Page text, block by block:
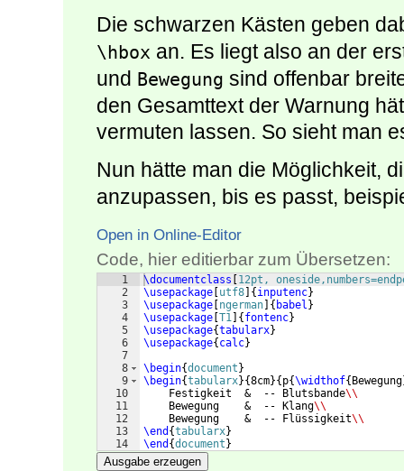
Die schwarzen Kästen geben
\hbox an. Es liegt also an der
und Bewegung sind offenbar
den Gesamttext der Warnung
vermuten lassen. So sieht man
Nun hätte man die Möglichkeit,
anzupassen, bis es passt,
Open in Online-Editor
Code, hier editierbar zum Übersetzen:
1
2
3
4
5
6
7
8
9
10
11
12
13
14
\documentclass
12pt,
\usepackage utf8 { inputenc}
\usepackage ngerman { babel }
\usepackage T1 { fontenc}
\usepackage{tabularx}
\usepackage{ calc}
\begin{document }
\begin{tabularx}{8cm}{ p{\widthof{ Bewegung
    Festigkeit  &  -- Blutsbande
\\
    Bewegung    &  -- Klang
\\
    Bewegung    &  -- Flüssigkeit
\\
\end {tabularx}
\end {document }
Ausgabe erzeugen